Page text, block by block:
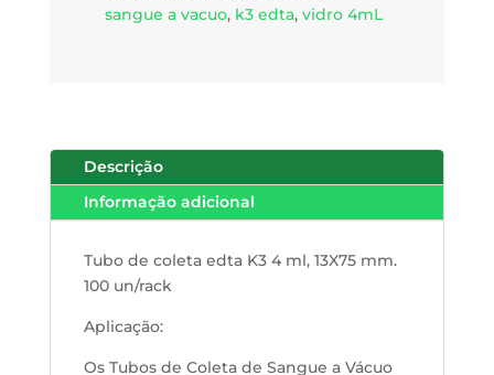
sangue a vacuo, k3 edta, vidro 4mL
Descrição
Informação adicional
Tubo de coleta edta K3 4 ml, 13X75 mm.
100 un/rack
Aplicação:
Os Tubos de Coleta de Sangue a Vácuo